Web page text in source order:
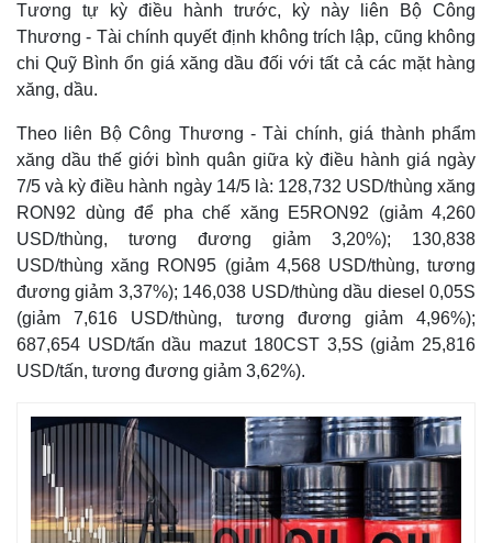
Tương tự kỳ điều hành trước, kỳ này liên Bộ Công
Thương - Tài chính quyết định không trích lập, cũng không
chi Quỹ Bình ổn giá xăng dầu đối với tất cả các mặt hàng
xăng, dầu.
Theo liên Bộ Công Thương - Tài chính, giá thành phẩm
xăng dầu thế giới bình quân giữa kỳ điều hành giá ngày
7/5 và kỳ điều hành ngày 14/5 là: 128,732 USD/thùng xăng
RON92 dùng để pha chế xăng E5RON92 (giảm 4,260
USD/thùng, tương đương giảm 3,20%); 130,838
USD/thùng xăng RON95 (giảm 4,568 USD/thùng, tương
đương giảm 3,37%); 146,038 USD/thùng dầu diesel 0,05S
(giảm 7,616 USD/thùng, tương đương giảm 4,96%);
687,654 USD/tấn dầu mazut 180CST 3,5S (giảm 25,816
USD/tấn, tương đương giảm 3,62%).